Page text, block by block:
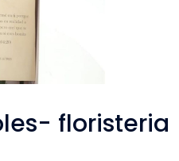
floristeria